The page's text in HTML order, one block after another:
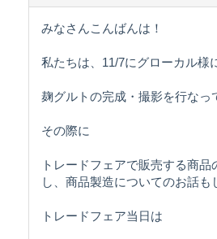
みなさんこんばんは！
私たちは、11/7にグローカル様
麹グルトの完成・撮影を行なっ
その際に
トレードフェアで販売する商
し、商品製造についてのお話も
トレードフェア当日は